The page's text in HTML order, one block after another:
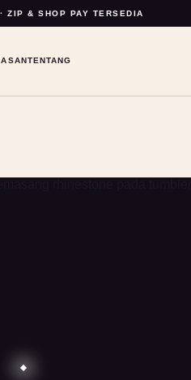
ZIP & SHOP PAY TERSEDIA
TENTANG